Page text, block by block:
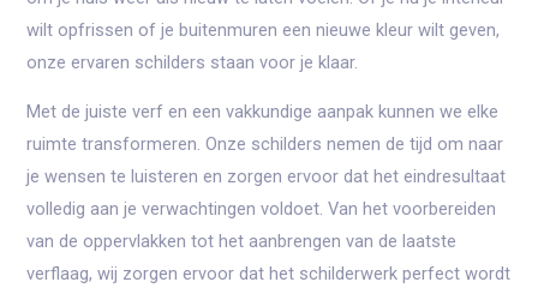
wilt opfrissen of je buitenmuren een nieuwe kleur wilt geven,
onze ervaren schilders staan voor je klaar.
Met de juiste verf en een vakkundige aanpak kunnen we elke
ruimte transformeren. Onze schilders nemen de tijd om naar
je wensen te luisteren en zorgen ervoor dat het eindresultaat
volledig aan je verwachtingen voldoet. Van het voorbereiden
van de oppervlakken tot het aanbrengen van de laatste
verflaag, wij zorgen ervoor dat het schilderwerk perfect wordt